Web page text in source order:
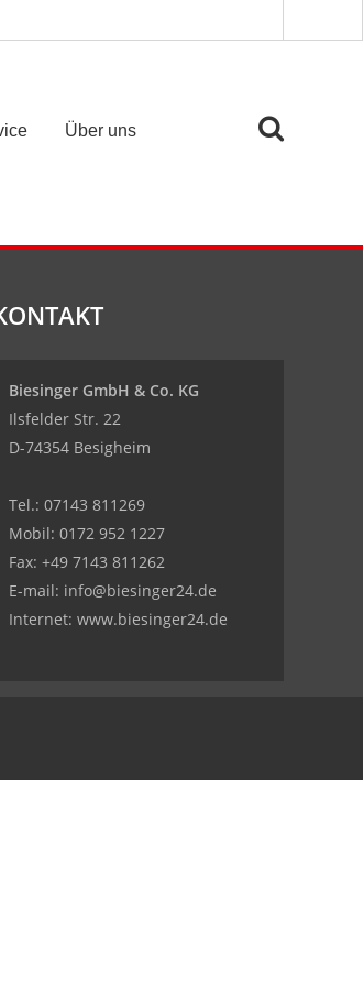
Über uns
Biesinger GmbH & Co. KG
Ilsfelder Str. 22
D-74354 Besigheim
Tel.: 07143 811269
Mobil: 0172 952 1227
Fax: +49 7143 811262
E-mail: info@biesinger24.de
Internet: www.biesinger24.de